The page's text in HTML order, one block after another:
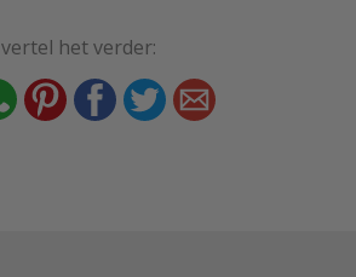
vertel het verder: